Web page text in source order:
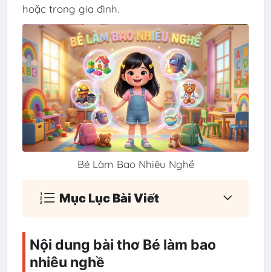
hoặc trong gia đình.
Bé Làm Bao Nhiêu Nghề
Mục Lục Bài Viết
Nội dung bài thơ Bé làm bao
nhiêu nghề